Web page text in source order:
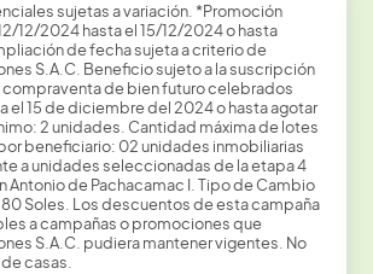
sujetas a variación. *Promoción
12/2024 hasta el 15/12/2024 o hasta
de fecha sujeta a criterio de
S.A.C. Beneficio sujeto a la suscripción
de bien futuro celebrados
el 15 de diciembre del 2024 o hasta agotar
2 unidades. Cantidad máxima de lotes
beneficiario: 02 unidades inmobiliarias
a unidades seleccionadas de la etapa 4
Antonio de Pachacamac I. Tipo de Cambio
Soles. Los descuentos de esta campaña
a campañas o promociones que
S.A.C. pudiera mantener vigentes. No
casas.